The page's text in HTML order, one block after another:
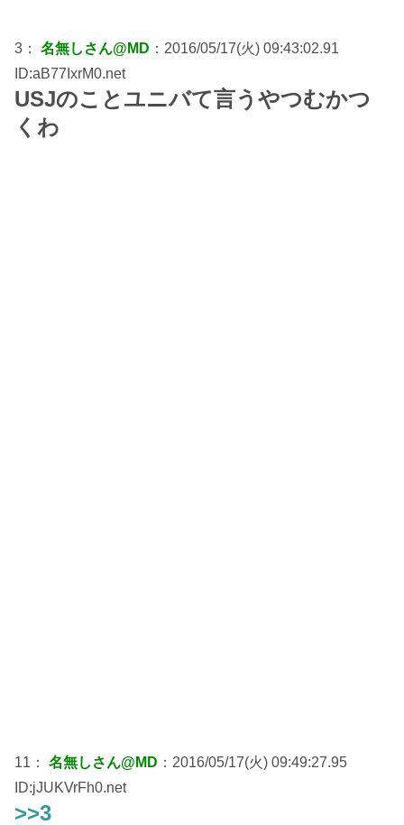
3： 名無しさん@MD ：2016/05/17(火) 09:43:02.91
ID:aB77IxrM0.net
USJのことユニバて言うやつむかつ
くわ
11： 名無しさん@MD ：2016/05/17(火) 09:49:27.95
ID:jJUKVrFh0.net
>>3